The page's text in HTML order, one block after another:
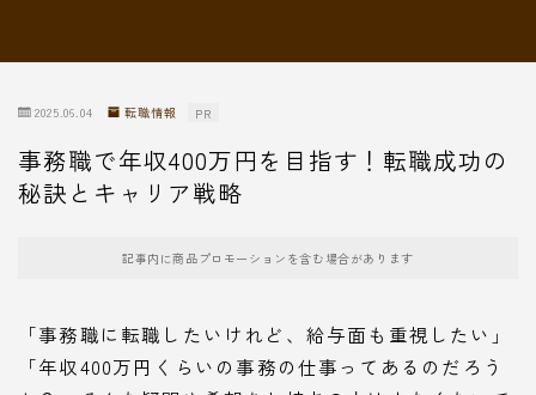
2025.06.04 転職情報 PR
事務職で年収400万円を目指す！転職成功の
秘訣とキャリア戦略
記事内に商品プロモーションを含む場合があります
「事務職に転職したいけれど、給与面も重視したい」
「年収400万円くらいの事務の仕事ってあるのだろう